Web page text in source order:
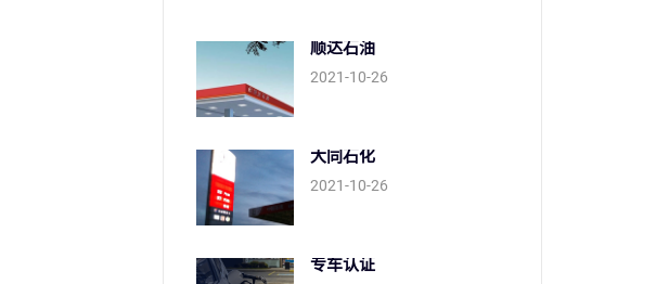
顺达石油
2021-10-26
大同石化
2021-10-26
专车认证